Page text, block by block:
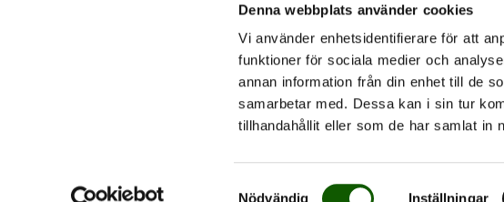
Denna webbplats använder cookies
Vi använder enhetsidentifierare för att
funktioner för sociala medier och
annan information från din enhet till de
samarbetar med. Dessa kan i sin tur
tillhandahållit eller som de har samlat in
Nödvändig Inställningar
TRYGG E-HANDEL